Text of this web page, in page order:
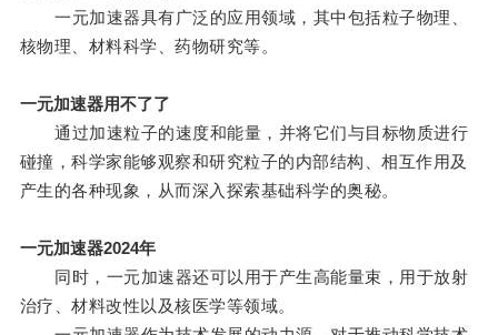
一元加速器具有广泛的应用领域，其中包括粒子物理、
核物理、材料科学、药物研究等。
一元加速器用不了了
通过加速粒子的速度和能量，并将它们与目标物质进行
碰撞，科学家能够观察和研究粒子的内部结构、相互作用及
产生的各种现象，从而深入探索基础科学的奥秘。
一元加速器2024年
同时，一元加速器还可以用于产生高能量束，用于放射
治疗、材料改性以及核医学等领域。